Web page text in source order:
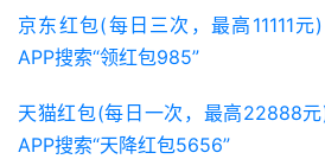
京东红包(每日三次，最高11111
APP搜索“领红包985”
天猫红包(每日一次，最高22888
APP搜索“天降红包5656”